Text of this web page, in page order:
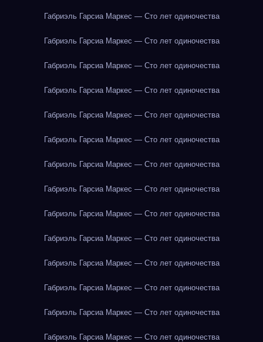
Габриэль Гарсиа Маркес — Сто лет одиночества
Габриэль Гарсиа Маркес — Сто лет одиночества
Габриэль Гарсиа Маркес — Сто лет одиночества
Габриэль Гарсиа Маркес — Сто лет одиночества
Габриэль Гарсиа Маркес — Сто лет одиночества
Габриэль Гарсиа Маркес — Сто лет одиночества
Габриэль Гарсиа Маркес — Сто лет одиночества
Габриэль Гарсиа Маркес — Сто лет одиночества
Габриэль Гарсиа Маркес — Сто лет одиночества
Габриэль Гарсиа Маркес — Сто лет одиночества
Габриэль Гарсиа Маркес — Сто лет одиночества
Габриэль Гарсиа Маркес — Сто лет одиночества
Габриэль Гарсиа Маркес — Сто лет одиночества
Габриэль Гарсиа Маркес — Сто лет одиночества